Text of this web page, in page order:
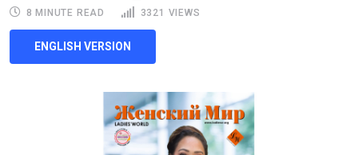
8 MINUTE READ
3321 VIEWS
ENGLISH VERSION